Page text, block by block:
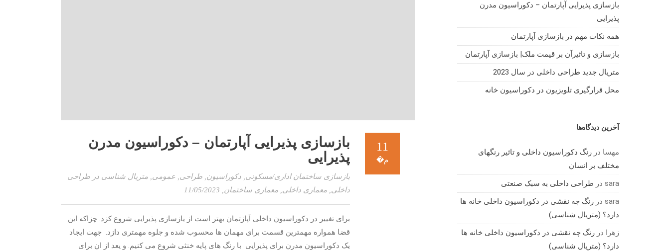
11
م�
بازسازی پذیرایی آپارتمان – دکوراسیون مدرن
پذیرایی
بازسازی ساختمان اداری/مسکونی دکوراسیون طراحی عمومی متریال شناسی در طراحی
داخلی معماری داخلی معماری ساختمان
برای تغییر در دکوراسیون داخلی آپازتمان بهتر است از یازسازی پذیرایی شروع کزد. چزاکه این
قضا همواره مهمترین قسمت برای مهمان ها محسوب شده و جلوه مهمتری دازد. جهت ایجاد
یک دکوراسیون مدرن برای پذیرایی با رنگ های پایه خنثی شروع می کنیم. و یعد از ان برای
بازسازی پذیرایی آپارتمان – دکوراسیون مدرن
پذیرایی
همه نکات مهم در بازسازی آپارتمان
بازسازی و تاثیرآن بر قیمت ملک| بازسازی آپارتمان
متریال جدید طراحی داخلی در سال 2023
محل قرارگیری تلویزیون در دکوراسیون خانه
آخرین دیدگاه‌ها
مهسا در رنگ دکوراسیون داخلی و تاثیر رنگهای
مختلف بر انسان
sara در طراحی داخلی به سبک صنعتی
sara در رنگ چه نقشی در دکوراسیون داخلی خانه ها
دارد؟ (متریال شناسی)
زهرا در رنگ چه نقشی در دکوراسیون داخلی خانه ها
دارد؟ (متریال شناسی)